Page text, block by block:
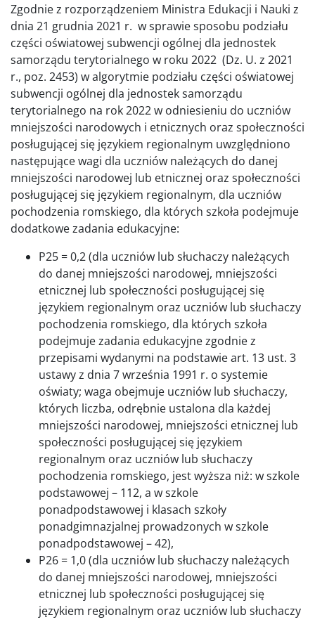
Zgodnie z rozporządzeniem Ministra Edukacji i Nauki z
dnia 21 grudnia 2021 r. w sprawie sposobu podziału
części oświatowej subwencji ogólnej dla jednostek
samorządu terytorialnego w roku 2022 (Dz. U. z 2021
r., poz. 2453) w algorytmie podziału części oświatowej
subwencji ogólnej dla jednostek samorządu
terytorialnego na rok 2022 w odniesieniu do uczniów
mniejszości narodowych i etnicznych oraz społeczności
posługującej się językiem regionalnym uwzględniono
następujące wagi dla uczniów należących do danej
mniejszości narodowej lub etnicznej oraz społeczności
posługującej się językiem regionalnym, dla uczniów
pochodzenia romskiego, dla których szkoła podejmuje
dodatkowe zadania edukacyjne:
P25 = 0,2 (dla uczniów lub słuchaczy należących
do danej mniejszości narodowej, mniejszości
etnicznej lub społeczności posługującej się
językiem regionalnym oraz uczniów lub słuchaczy
pochodzenia romskiego, dla których szkoła
podejmuje zadania edukacyjne zgodnie z
przepisami wydanymi na podstawie art. 13 ust. 3
ustawy z dnia 7 września 1991 r. o systemie
oświaty; waga obejmuje uczniów lub słuchaczy,
których liczba, odrębnie ustalona dla każdej
mniejszości narodowej, mniejszości etnicznej lub
społeczności posługującej się językiem
regionalnym oraz uczniów lub słuchaczy
pochodzenia romskiego, jest wyższa niż: w szkole
podstawowej – 112, a w szkole
ponadpodstawowej i klasach szkoły
ponadgimnazjalnej prowadzonych w szkole
ponadpodstawowej – 42),
P26 = 1,0 (dla uczniów lub słuchaczy należących
do danej mniejszości narodowej, mniejszości
etnicznej lub społeczności posługującej się
językiem regionalnym oraz uczniów lub słuchaczy